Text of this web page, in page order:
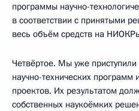
программы научно-
в соответствии с принятыми
весь объём средств на
Четвёртое. Мы уже
научно-технических
проектов. Их результатом
собственных наукоёмких